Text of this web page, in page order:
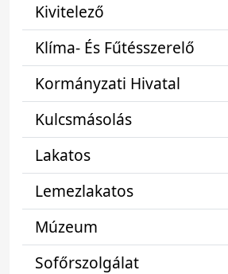
Kivitelező
Klíma- És Fűtésszerelő
Kormányzati Hivatal
Kulcsmásolás
Lakatos
Lemezlakatos
Múzeum
Sofőrszolgálat